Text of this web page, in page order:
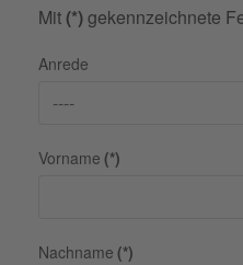
Mit (*)gekennzeichnete
Anrede
Vorname (*)
Nachname (*)